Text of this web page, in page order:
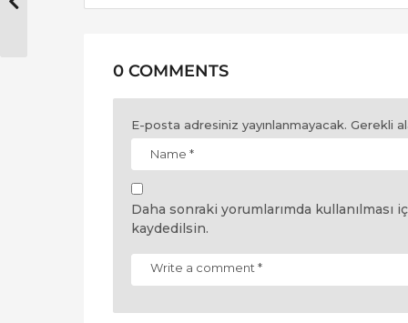
0 COMMENTS
E-posta adresiniz yayınlanmayacak. Gerekli
Daha sonraki yorumlarımda kullanılması
kaydedilsin.